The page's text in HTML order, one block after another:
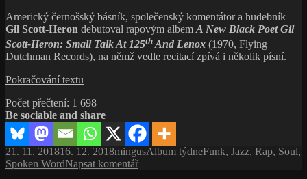
Americký černošský básník, společenský komentátor a hudebník
Gil Scott-Heron debutoval rapovým albem A New Black Poet Gil
Scott-Heron: Small Talk At 125th And Lenox (1970, Flying
Dutchman Records), na němž vedle recitací zpívá i několik písní.
Pokračování textu
Black
Poet
Gil
Scott-
Heron:
Small
Počet přečtení: 1 698
Be sociable and share
Publikováno:
21. 11. 201816. 12. 2018Autor:
mingusRubriky:
Album týdneŠtítky:
Funk, Jazz, Rap, Soul,
Spoken WordNapsat komentářpro